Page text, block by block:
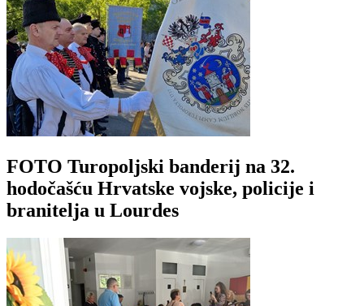
FOTO Turopoljski banderij na 32.
hodočašću Hrvatske vojske, policije i
branitelja u Lourdes